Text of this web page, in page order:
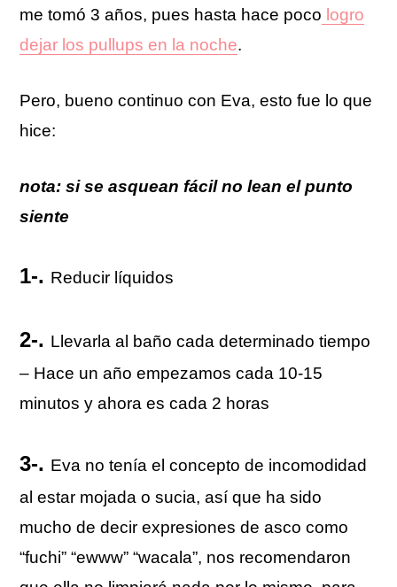
me tomó 3 años, pues hasta hace poco logro
dejar los pullups en la noche.
Pero, bueno continuo con Eva, esto fue lo que
hice:
nota: si se asquean fácil no lean el punto
siente
1-. Reducir líquidos
2-. Llevarla al baño cada determinado tiempo
– Hace un año empezamos cada 10-15
minutos y ahora es cada 2 horas
3-. Eva no tenía el concepto de incomodidad
al estar mojada o sucia, así que ha sido
mucho de decir expresiones de asco como
“fuchi” “ewww” “wacala”, nos recomendaron